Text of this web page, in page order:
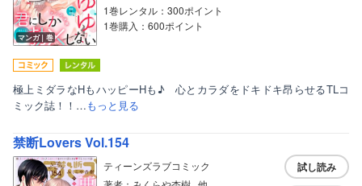
マンガ｜巻
1巻レンタル：300ポイント
1巻購入：600ポイント
極上ミダラなHもハッピーHも♪ 心とカラダをドキドキ昂らせるTLコ
ミック誌！！…もっと見る
禁断Lovers Vol.154
ティーンズラブコミック
試し読み